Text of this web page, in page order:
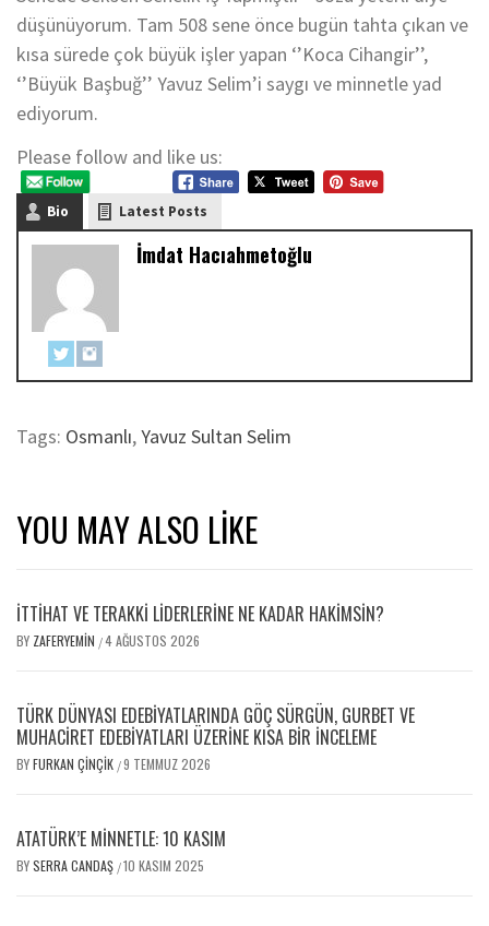
düşünüyorum. Tam 508 sene önce bugün tahta çıkan ve
kısa sürede çok büyük işler yapan ‘’Koca Cihangir’’,
‘’Büyük Başbuğ’’ Yavuz Selim’i saygı ve minnetle yad
ediyorum.
Please follow and like us:
Bio Latest Posts
İmdat Hacıahmetoğlu
Tags: Osmanlı,Yavuz Sultan Selim
YOU MAY ALSO LIKE
İTTİHAT VE TERAKKİ LİDERLERİNE NE KADAR HAKİMSİN?
BY ZAFERYEMIN /4 AĞUSTOS 2026
TÜRK DÜNYASI EDEBİYATLARINDA GÖÇ SÜRGÜN, GURBET VE
MUHACİRET EDEBİYATLARI ÜZERİNE KISA BİR İNCELEME
BYFURKAN ÇINÇIK /9 TEMMUZ 2026
ATATÜRK’E MINNETLE: 10 KASIM
BYSERRA CANDAŞ /10 KASIM 2025